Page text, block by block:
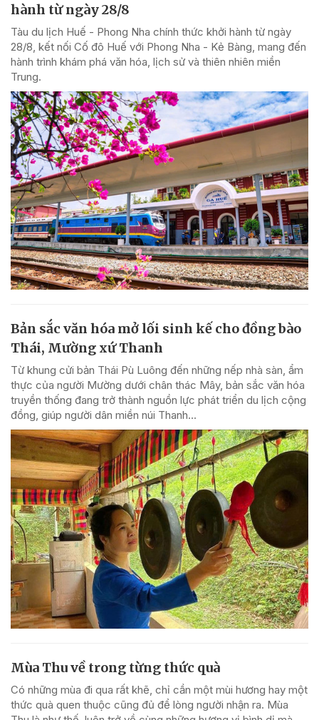
hành từ ngày 28/8
Tàu du lịch Huế - Phong Nha chính thức khởi hành từ ngày
28/8, kết nối Cố đô Huế với Phong Nha - Kẻ Bàng, mang đến
hành trình khám phá văn hóa, lịch sử và thiên nhiên miền
Trung.
Bản sắc văn hóa mở lối sinh kế cho đồng bào
Thái, Mường xứ Thanh
Từ khung cửi bản Thái Pù Luông đến những nếp nhà sàn, ẩm
thực của người Mường dưới chân thác Mây, bản sắc văn hóa
truyền thống đang trở thành nguồn lực phát triển du lịch cộng
đồng, giúp người dân miền núi Thanh...
Mùa Thu về trong từng thức quà
Có những mùa đi qua rất khẽ, chỉ cần một mùi hương hay một
thức quà quen thuộc cũng đủ để lòng người nhận ra. Mùa